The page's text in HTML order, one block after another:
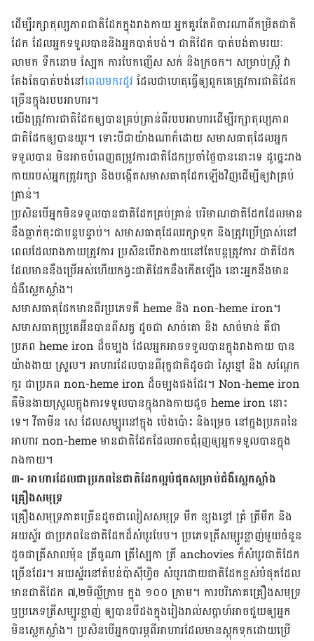
ដើម្បី​រក្សា​តុល្យភាព​ជាតិ​ដែក​ក្នុង​រាង​កាយ អ្នក​គួរ​តែ​ពិចារណា​ពី​កម្រិត​ជាតិ​
ដែក ដែល​អ្នក​ទទួល​បាន​និង​អ្នក​បាត់បង់។ ជាតិ​ដែក បាត់បង់​តាម​រយៈ​
លាមក ទឹក​នោម ស្បែក ការ​បែក​ញើស សក់ និង​ក្រចក។ សម្រាប់​ស្ត្រី វា​
តែង​តែ​បាត់​បង់​នៅ​ពេល​មក​រដូវ ដែល​ជា​ហេតុ​ធ្វើ​ឲ្យ​ពួក​គេ​ត្រូវ​ការ​ជាតិ​ដែក​
ច្រើន​ក្នុង​របប​អាហារ។
យើង​ត្រូវ​ការ​ជាតិ​ដែក​ឲ្យ​បាន​គ្រប់​គ្រាន់​ពី​របប​អាហារ​ដើម្បី​រក្សា​តុល្យភាព​
ជាតិ​ដែក​ឲ្យ​បាន​យូរ។ ទោះ​បី​ជា​យ៉ាង​ណា​ក៏​ដោយ សមាសធាតុ​ដែល​អ្នក​
ទទួល​បាន មិន​អាច​បំពេញ​តម្រូវ​ការ​ជាតិ​ដែក​ប្រចាំ​ថ្ងៃ​បាន​នោះ​ទេ ដូច្នេះ​រាង​
កាយ​របស់​អ្នកត្រូវ​រក្សា និង​បង្កើត​សមាស​ធាតុ​ដែក​ឡើង​វិញ​ដើម្បី​ឲ្យ​វា​គ្រប់​
គ្រាន់។
ប្រសិន​បើ​អ្នក​មិន​ទទួល​បាន​ជាតិ​ដែក​គ្រប់គ្រាន់ បរិមាណ​ជាតិ​ដែក​ដែល​មាន
នឹង​ធ្លាក់​ចុះ​ជា​បន្តបន្ទាប់។ សមាស​ធាតុ​ដែល​រក្សា​ទុក និង​ត្រូវ​ប្រើប្រាស់​នៅ​
ពេល​ដែល​រាងកាយ​ត្រូវ​ការ ប្រសិន​បើ​រាងកាយ​នៅ​តែ​បន្ត​ត្រូវ​ការ ជាតិ​ដែក​
ដែល​មាន​នឹង​ប្រើ​អស់​ហើយ​កង្វះ​ជាតិ​ដែក​នឹង​កើត​ឡើង នោះ​អ្នក​នឹង​មាន​
ជំងឺ​ស្លេកស្លាំង។
សមាសធាតុ​ដែក​មាន​ពីរ​ប្រភេទគឺ heme និង non-heme iron។
សមាសធាតុ​ប្រូតេអ៊ីន​បាន​ពី​សត្វ ដូច​ជា សាច់គោ និង សាច់​មាន់ គឺ​ជា​
ប្រភព heme iron ដ៏​ចម្បង ដែល​អ្នក​អាច​ទទួល​បាន​ក្នុង​រាង​កាយ បាន​
យ៉ាង​ងាយ ស្រួល។ អាហារ​ដែល​បាន​ពី​រុក្ខជាតិ​ដូច​ជា ស្ពៃ​ខ្មៅ និង សណ្ដែក​
កួរ ជា​ប្រភព non-heme iron ដ៏​ចម្បង​ផង​ដែរ។ Non-heme iron
គឺ​មិន​ងាយ​ស្រួល​ក្នុង​ការ​ទទួល​បាន​ក្នុង​រាងកាយ​ដូច heme iron នោះ​
ទេ។ វីតាមីន សេ ដែល​សម្បូរ​នៅ​ក្នុង ប៉េងប៉ោះ និង​ម្រេច នៅ​ក្នង​ប្រភព​នៃ​
អាហារ non-heme មាន​ជាតិ​ដែក​ដែល​អាច​ជុំរុញ​ឲ្យ​អ្នក​ទទួល​បាន​ក្នុង​
រាងកាយ។
៣- អាហារ​ដែល​ជា​ប្រភព​នៃ​ជាតិ​ដែក​ល្អ​បំផុត​សម្រាប់​ជំងឺ​ស្លេក​ស្លាំង
គ្រឿង​សមុទ្រ
គ្រឿង​សមុទ្រ​ភាគ​ច្រើន​ដូច​ជា​លៀស​សមុទ្រ មឹក ខ្យង​ខ្ចៅ គ្រំ ត្រីមឹក និង​
អយ​ស្ទ័រ ជា​ប្រភព​នៃ​ជាតិ​ដែក​ដ៏​សំបូរ​បែប។ ប្រភេទ​ត្រី​សម្បូរ​ខ្លាញ់​មួយ​ចំនួន
ដូច​ជា​ត្រី​សាលម៉ុន ត្រី​ធូណា ត្រី​ស្បៃ​កា ត្រី anchovies ក៏​សំបូរ​ជាតិ​ដែក​
ច្រើន​ដែរ។ អយស្ទ័រ​នៅ​តំបន់​ប៉ាស៊ីហ្វិច សំបូរ​ដោយ​ជាតិ​ដែក​ខ្ពស់​បំផុត​ដែល​
មាន​ជាតិ​ដែក ៧,២មិល្លីក្រាម ក្នុង ១០០ ក្រាម។​ ការ​បរិភោគ​គ្រឿង​សមុទ្រ
ឬប្រភេទ​ត្រី​សម្បូរ​ខ្លាញ់ ឲ្យ​បាន​បី​ដង​ក្នុង​រៀងរាល់​សប្តាហ៍​អាច​ជួយ​ឲ្យ​អ្នក​
មិន​ស្លេកស្លាំង។ ប្រសិន​បើ​អ្នក​បារម្ភ​ពី​អាហារ​ដែល​មាន​ស្តុក​ទុក​ដោយ​ប្រើ​